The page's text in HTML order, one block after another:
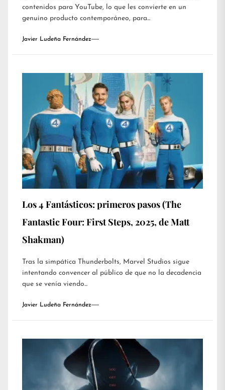
contenidos para YouTube, lo que les convierte en un
genuino producto contemporáneo, para...
Javier Ludeña Fernández
Los 4 Fantásticos: primeros pasos (The
Fantastic Four: First Steps, 2025, de Matt
Shakman)
Tras la simpática Thunderbolts, Marvel Studios sigue
intentando convencer al público de que no la decadencia
que se venía viendo...
Javier Ludeña Fernández